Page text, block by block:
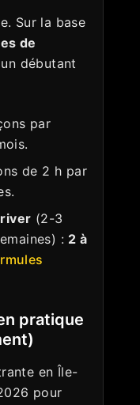
Sur la base
de
débutant
par
de 2 h par
(2-3
: 2 à
pratique
en Île-
pour